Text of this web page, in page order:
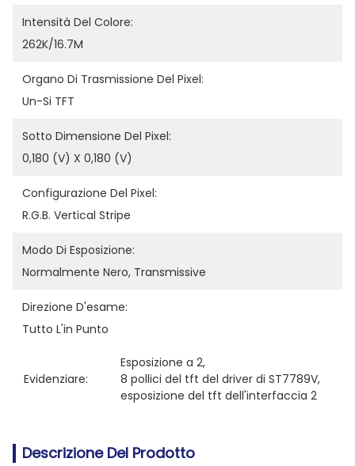
Intensità Del Colore:
262K/16.7M
Organo Di Trasmissione Del Pixel:
Un-Si TFT
Sotto Dimensione Del Pixel:
0,180 (V) X 0,180 (V)
Configurazione Del Pixel:
R.G.B. Vertical Stripe
Modo Di Esposizione:
Normalmente Nero, Transmissive
Direzione D'esame:
Tutto L'in Punto
Evidenziare:
Esposizione a 2,
8 pollici del tft del driver di ST7789V,
esposizione del tft dell'interfaccia 2
Descrizione Del Prodotto